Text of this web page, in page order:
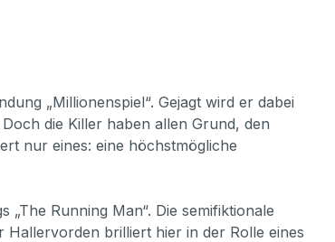
„Millionenspiel“. Gejagt wird er dabei
die Killer haben allen Grund, den
nur eines: eine höchstmögliche
Running Man“. Die semifiktionale
Hallervorden brilliert hier in der Rolle eines